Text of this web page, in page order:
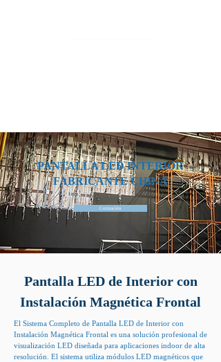
PANTALLA LED INTERIOR
FABRICANTE CHINA
Cotización
Pantalla LED de Interior con
Instalación Magnética Frontal
El Sistema Completo de Pantalla LED de Interior con
Instalación Magnética Frontal es una solución profesional de
visualización LED diseñada para aplicaciones indoor de alta
resolución. El sistema utiliza módulos LED magnéticos que